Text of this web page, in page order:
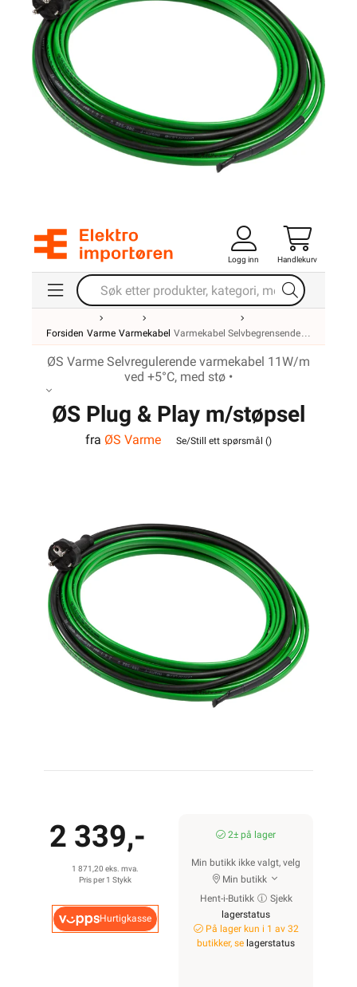
Logg inn Handlekurv
Forsiden Varme Varmekabel Varmekabel Selvbegrensende
ØS Varme Selvregulerende varmekabel 11W/m
ved +5°C, med stø •
ØS Plug & Play m/støpsel
10m
fra ØS Varme Se/Still ett spørsmål ()
2 339,-
1 871,20 eks. mva.
Pris per 1 Stykk
Hurtigkasse
2± på lager
Min butikk ikke valgt, velg
Min butikk
Hent-i-Butikk
Sjekk
lagerstatus
På lager kun i 1 av 32
butikker, se lagerstatus